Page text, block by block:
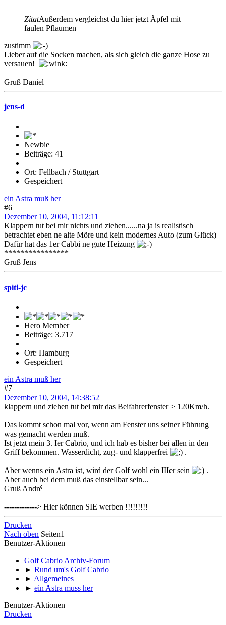
ZitatAußerdem vergleichst du hier jetzt Äpfel mit
faulen Pflaumen
zustimm
Lieber auf die Socken machen, als sich gleich die ganze Hose zu
versauen!
Gruß Daniel
jens-d
Newbie
Beiträge: 41
Ort: Fellbach / Stuttgart
Gespeichert
ein Astra muß her
#6
Dezember 10, 2004, 11:12:11
Klappern tut bei mir nichts und ziehen......na ja is realistisch
betrachtet eben ne alte Möre und kein modernes Auto (zum Glück)
Dafür hat das 1er Cabbi ne gute Heizung
****************
Gruß Jens
spiti-jc
Hero Member
Beiträge: 3.717
Ort: Hamburg
Gespeichert
ein Astra muß her
#7
Dezember 10, 2004, 14:38:52
klappern und ziehen tut bei mir das Beifahrerfenster > 120Km/h.
Das kommt schon mal vor, wenn am Fenster uns seiner Führung
was gemacht werden muß.
Ist jetzt mein 3. Ier Cabrio, und ich hab es bisher bei allen in den
Griff bekommen. Wasserdicht, zug- und klapperfrei
.
Aber wenns ein Astra ist, wird der Golf wohl ein IIIer sein
.
Aber auch bei dem muß das einstellbar sein...
Gruß André
-------------> Hier können SIE werben !!!!!!!!!
Drucken
Nach oben Seiten1
Benutzer-Aktionen
Golf Cabrio Archiv-Forum
► Rund um's Golf Cabrio
► Allgemeines
► ein Astra muss her
Benutzer-Aktionen
Drucken